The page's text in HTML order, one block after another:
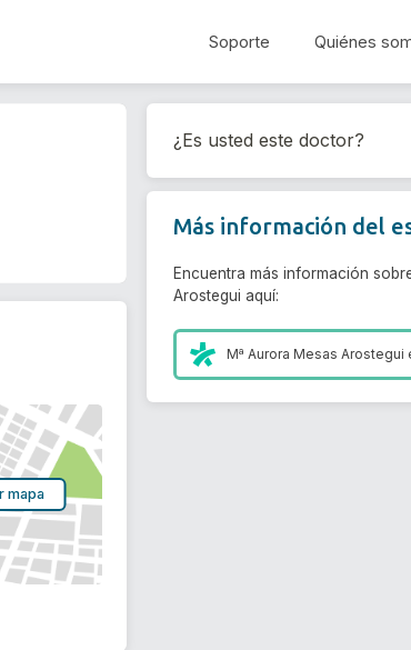
Soporte Quiénes
mapa
¿Es usted este doctor?
Más información del
Encuentra más información
Arostegui aquí:
Mª Aurora Mesas Arostegui